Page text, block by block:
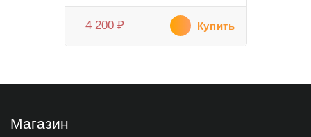
4 200 ₽ Купить
Магазин